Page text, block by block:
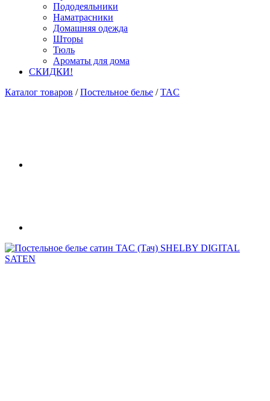
Пододеяльники
Наматрасники
Домашняя одежда
Шторы
Тюль
Ароматы для дома
СКИДКИ!
Каталог товаров / Постельное белье / TAC